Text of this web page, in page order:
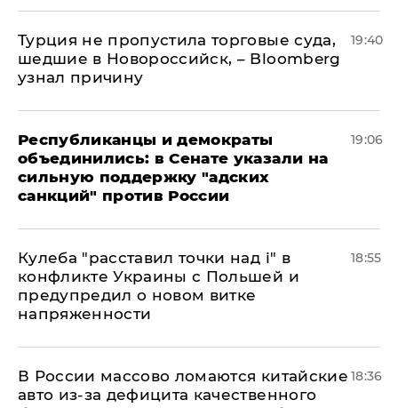
Турция не пропустила торговые суда,
шедшие в Новороссийск, – Bloomberg
узнал причину
19:40
Республиканцы и демократы
объединились: в Сенате указали на
сильную поддержку "адских
санкций" против России
19:06
Кулеба "расставил точки над і" в
конфликте Украины с Польшей и
предупредил о новом витке
напряженности
18:55
В России массово ломаются китайские
авто из-за дефицита качественного
18:36